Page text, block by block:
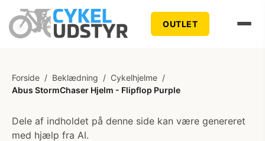
OUTLET
Forside / Beklædning / Cykelhjelme /
Abus StormChaser Hjelm - Flipflop Purple
Dele af indholdet på denne side kan være genereret
med hjælp fra AI.